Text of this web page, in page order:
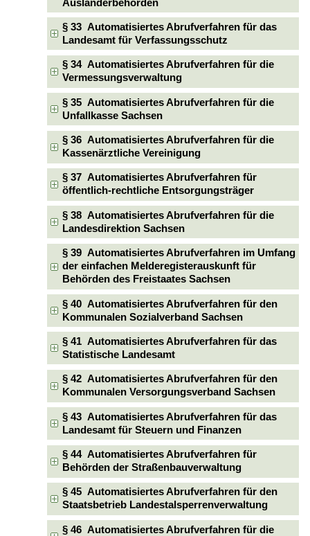
Ausländerbehörden
§ 33 Automatisiertes Abrufverfahren für das
Landesamt für Verfassungsschutz
§ 34 Automatisiertes Abrufverfahren für die
Vermessungsverwaltung
§ 35 Automatisiertes Abrufverfahren für die
Unfallkasse Sachsen
§ 36 Automatisiertes Abrufverfahren für die
Kassenärztliche Vereinigung
§ 37 Automatisiertes Abrufverfahren für
öffentlich-rechtliche Entsorgungsträger
§ 38 Automatisiertes Abrufverfahren für die
Landesdirektion Sachsen
§ 39 Automatisiertes Abrufverfahren im Umfang
der einfachen Melderegisterauskunft für
Behörden des Freistaates Sachsen
§ 40 Automatisiertes Abrufverfahren für den
Kommunalen Sozialverband Sachsen
§ 41 Automatisiertes Abrufverfahren für das
Statistische Landesamt
§ 42 Automatisiertes Abrufverfahren für den
Kommunalen Versorgungsverband Sachsen
§ 43 Automatisiertes Abrufverfahren für das
Landesamt für Steuern und Finanzen
§ 44 Automatisiertes Abrufverfahren für
Behörden der Straßenbauverwaltung
§ 45 Automatisiertes Abrufverfahren für den
Staatsbetrieb Landestalsperrenverwaltung
§ 46 Automatisiertes Abrufverfahren für die